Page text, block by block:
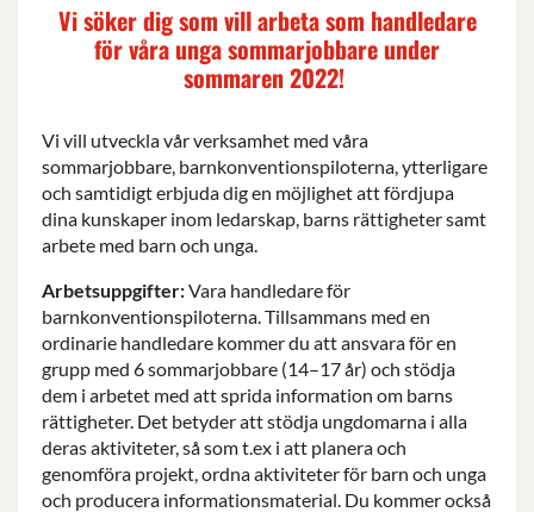
Vi söker dig som vill arbeta som handledare
för våra unga sommarjobbare under
sommaren 2022!
Vi vill utveckla vår verksamhet med våra
sommarjobbare, barnkonventionspiloterna, ytterligare
och samtidigt erbjuda dig en möjlighet att fördjupa
dina kunskaper inom ledarskap, barns rättigheter samt
arbete med barn och unga.
Arbetsuppgifter:Vara handledare för
barnkonventionspiloterna. Tillsammans med en
ordinarie handledare kommer du att ansvara för en
grupp med 6 sommarjobbare (14–17 år) och stödja
dem i arbetet med att sprida information om barns
rättigheter. Det betyder att stödja ungdomarna i alla
deras aktiviteter, så som t.ex i att planera och
genomföra projekt,ordna aktiviteter för barn och unga
och producera informationsmaterial. Du kommer också